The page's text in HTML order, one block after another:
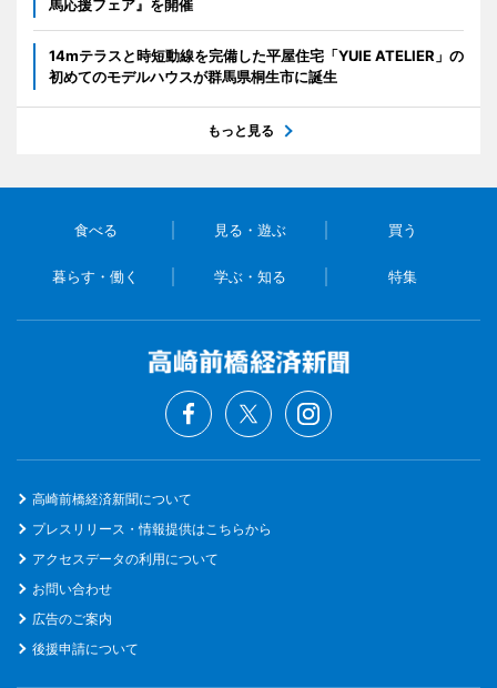
馬応援フェア』を開催
14mテラスと時短動線を完備した平屋住宅「YUIE ATELIER」の
初めてのモデルハウスが群馬県桐生市に誕生
もっと見る
食べる 見る・遊ぶ 買う
暮らす・働く 学ぶ・知る 特集
高崎前橋経済新聞について
プレスリリース・情報提供はこちらから
アクセスデータの利用について
お問い合わせ
広告のご案内
後援申請について